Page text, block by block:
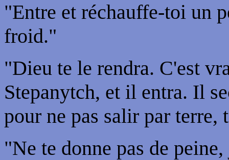
"Entre et réchauffe-toi un
froid."
"Dieu te le rendra. C'est
Stepanytch, et il entra. Il
pour ne pas salir par terre,
"Ne te donne pas de